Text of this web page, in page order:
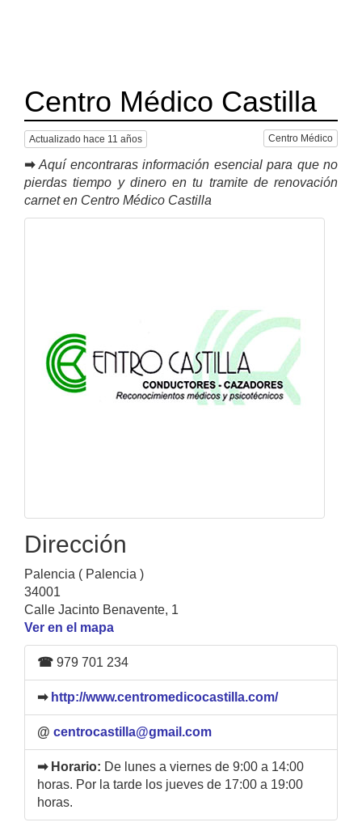
Centro Médico Castilla
Actualizado hace 11 años Centro Médico
➡ Aquí encontraras información esencial para que no
pierdas tiempo y dinero en tu tramite de renovación
carnet en Centro Médico Castilla
Dirección
Palencia ( Palencia )
34001
Calle Jacinto Benavente, 1
Ver en el mapa
☎ 979 701 234
➡ http://www.centromedicocastilla.com/
@ centrocastilla@gmail.com
➡ Horario: De lunes a viernes de 9:00 a 14:00
horas. Por la tarde los jueves de 17:00 a 19:00
horas.